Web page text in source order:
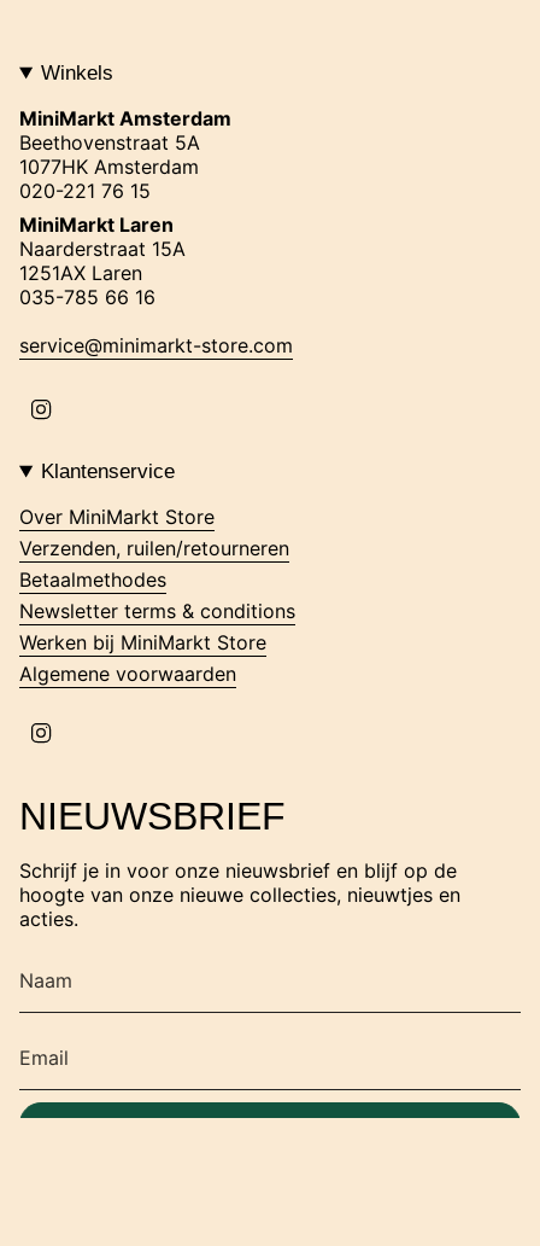
Winkels
MiniMarkt Amsterdam
Beethovenstraat 5A
1077HK Amsterdam
020-221 76 15
MiniMarkt Laren
Naarderstraat 15A
1251AX Laren
035-785 66 16
service@minimarkt-store.com
t
g
r
a
Klantenservice
Over MiniMarkt Store
Verzenden, ruilen/retourneren
Betaalmethodes
Newsletter terms & conditions
Werken bij MiniMarkt Store
Algemene voorwaarden
g
a
m
NIEUWSBRIEF
Schrijf je in voor onze nieuwsbrief en blijf op de
hoogte van onze nieuwe collecties, nieuwtjes en
acties.